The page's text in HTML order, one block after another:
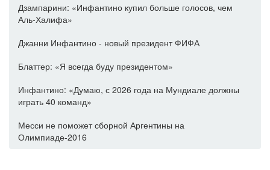
Дзампарини: «Инфантино купил больше голосов, чем
Аль-Халифа»
Джанни Инфантино - новый президент ФИФА
Блаттер: «Я всегда буду президентом»
Инфантино: «Думаю, с 2026 года на Мундиале должны
играть 40 команд»
Месси не поможет сборной Аргентины на
Олимпиаде-2016